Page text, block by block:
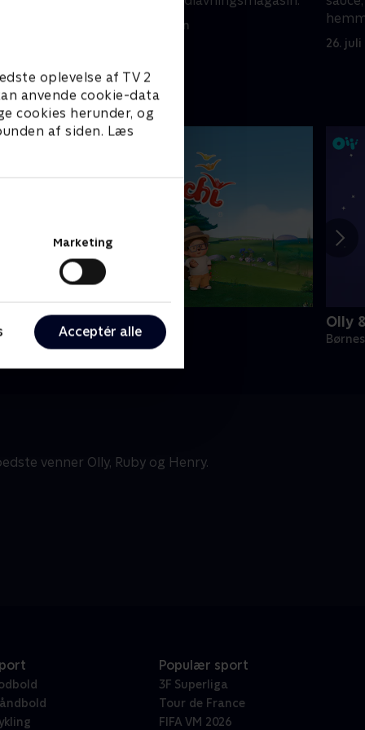
oplevelse af TV 2
anvende cookie-data
cookies herunder, og
af siden. Læs
Marketing
Acceptér alle
26. juli 2025 • 21 min
26. juli
Monchhichi
• 1 sæsoner
Olly
venner Olly, Ruby og Henry.
Populær sport
3F Superliga
Tour de France
FIFA VM 2026